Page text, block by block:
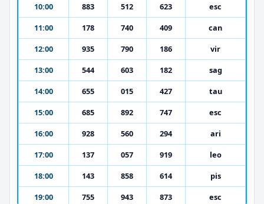
10:00
883 512 623
esc
11:00
178 740 409
can
12:00
935 790 186
vir
13:00
544 603 182
sag
14:00
655 015 427
tau
15:00
685 892 747
esc
16:00
928 560 294
ari
17:00
137 057 919
leo
18:00
143 858 614
pis
19:00
755 943 873 esc